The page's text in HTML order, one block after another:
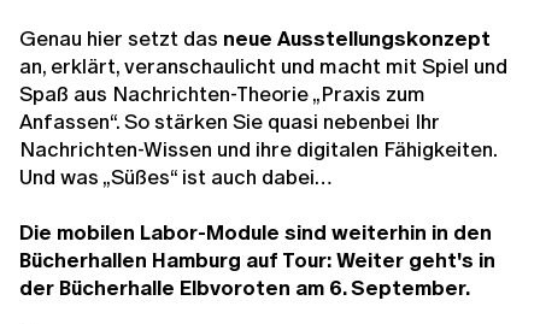
Genau hier setzt das neue Ausstellungskonzept
an, erklärt, veranschaulicht und macht mit Spiel und
Spaß aus Nachrichten-Theorie „Praxis zum
Anfassen“. So stärken Sie quasi nebenbei Ihr
Nachrichten-Wissen und ihre digitalen Fähigkeiten.
Und was „Süßes“ ist auch dabei…
Die mobilen Labor-Module sind weiterhin in den
Bücherhallen Hamburg auf Tour: Weiter geht's in
der Bücherhalle Elbvoroten am 6. September.